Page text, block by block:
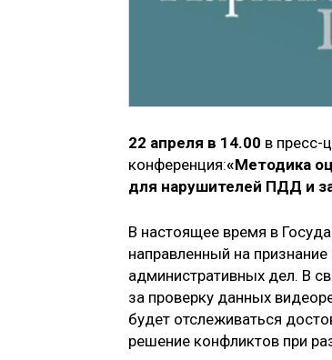
22 апреля в 14.00 в пресс-
конференция:«Методика
для нарушителей ПДД и
В настоящее время в
направленный на
административных дел. В
за проверку данных
будет отслеживаться
решение конфликтов при